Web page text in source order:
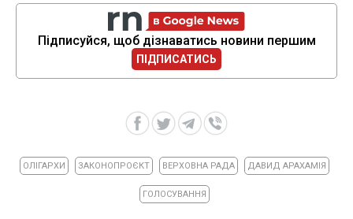
Підписуйся, щоб дізнаватись новини першим
ПІДПИСАТИСЬ
ОЛІГАРХИ ЗАКОНОПРОЄКТ ВЕРХОВНА РАДА ДАВИД АРАХАМІЯ
ГОЛОСУВАННЯ